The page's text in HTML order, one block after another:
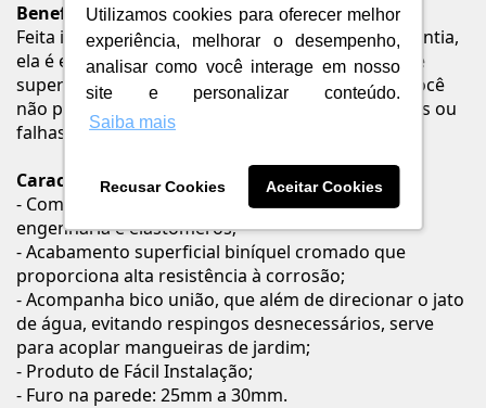
Utilizamos cookies para oferecer melhor
experiência, melhorar o desempenho,
analisar como você interage em nosso
site e personalizar conteúdo.
Saiba mais
Recusar Cookies Aceitar Cookies
Benefícios
Feita inteiramente em metal com 12 anos de garantia,
ela é extremamente resistente e possui qualidade
superior. Além disso, sua instalação é simples e você
não precisará mais se preocupar com vazamentos ou
falhas na conexão da água.
Características
- Composição básica: Ligas de cobre, plásticos de
engenharia e elastômeros;
- Acabamento superficial biníquel cromado que
proporciona alta resistência à corrosão;
- Acompanha bico união, que além de direcionar o jato
de água, evitando respingos desnecessários, serve
para acoplar mangueiras de jardim;
- Produto de Fácil Instalação;
- Furo na parede: 25mm a 30mm.